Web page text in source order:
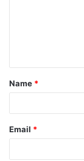
t
*
Name *
Email *